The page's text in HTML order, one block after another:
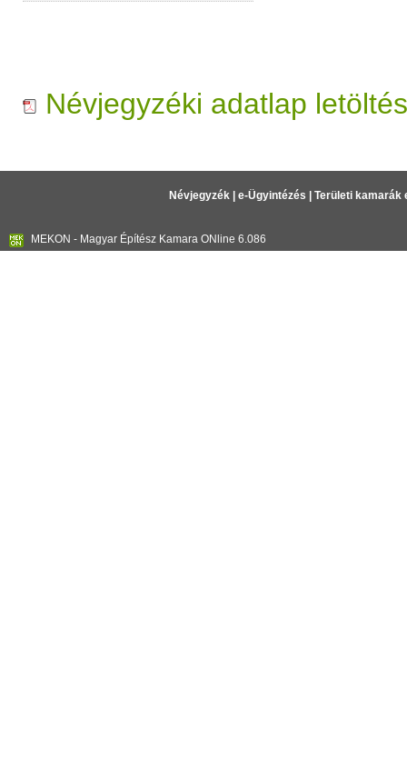
Névjegyzéki adatlap
Névjegyzék| e-Ügyintézés Területi kamarák
MEKON - Magyar Építész Kamara ONline 6.086